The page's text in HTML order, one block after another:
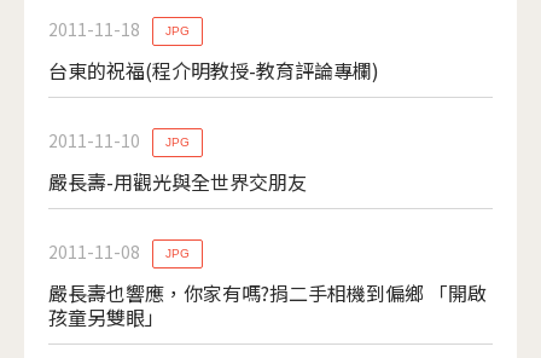
2011-11-18
台東的祝福(程介明教授-教育評論專欄)
JPG
2011-11-10
嚴長壽-用觀光與全世界交朋友
JPG
2011-11-08
嚴長壽也響應，你家有嗎?捐二手相機到偏鄉 「開啟
孩童另雙眼」
JPG